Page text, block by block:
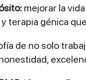
mejorar la
terapia génica
de no solo